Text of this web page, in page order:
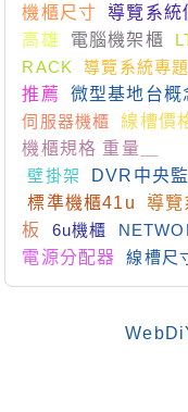
機櫃尺寸
導覽系統
高雄
電腦機架櫃
RACK
導覽系統專題
推薦
微型基地台概
伺服器機櫃
線槽價
機櫃規格 重量＿
壁掛架
DVR中央
標準機櫃41u
導覽
板
6u機櫃
電源分配器
線槽尺